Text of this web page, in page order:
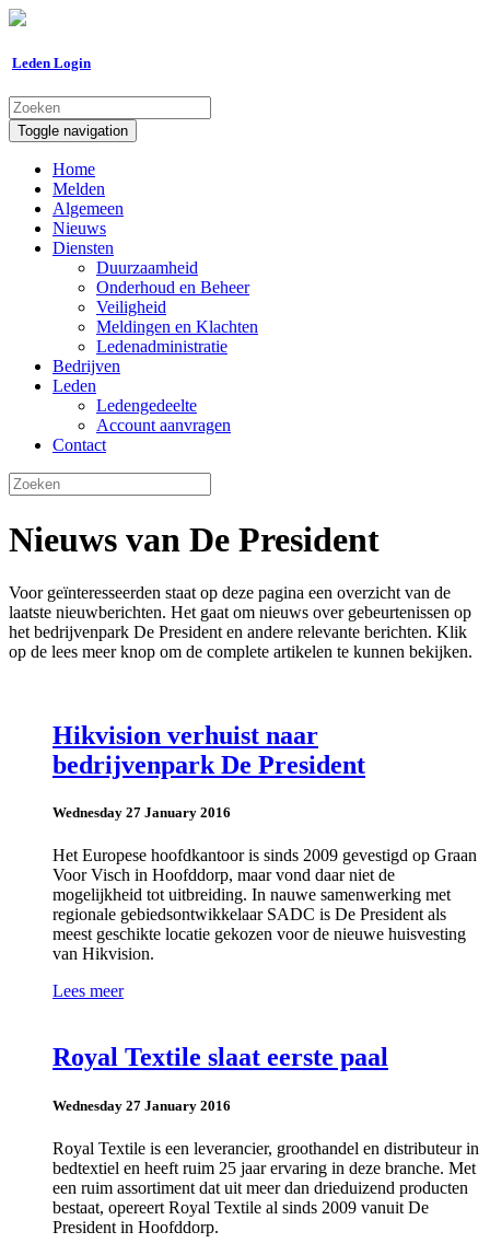
Leden Login
Toggle navigation
Home
Melden
Algemeen
Nieuws
Diensten
Duurzaamheid
Onderhoud en Beheer
Veiligheid
Meldingen en Klachten
Ledenadministratie
Bedrijven
Leden
Ledengedeelte
Account aanvragen
Contact
Nieuws van De President
Voor geïnteresseerden staat op deze pagina een overzicht van de
laatste nieuwberichten. Het gaat om nieuws over gebeurtenissen op
het bedrijvenpark De President en andere relevante berichten. Klik
op de lees meer knop om de complete artikelen te kunnen bekijken.
Hikvision verhuist naar
bedrijvenpark De President
Wednesday 27 January 2016
Het Europese hoofdkantoor is sinds 2009 gevestigd op Graan
Voor Visch in Hoofddorp, maar vond daar niet de
mogelijkheid tot uitbreiding. In nauwe samenwerking met
regionale gebiedsontwikkelaar SADC is De President als
meest geschikte locatie gekozen voor de nieuwe huisvesting
van Hikvision.
Lees meer
Royal Textile slaat eerste paal
Wednesday 27 January 2016
Royal Textile is een leverancier, groothandel en distributeur in
bedtextiel en heeft ruim 25 jaar ervaring in deze branche. Met
een ruim assortiment dat uit meer dan drieduizend producten
bestaat, opereert Royal Textile al sinds 2009 vanuit De
President in Hoofddorp.